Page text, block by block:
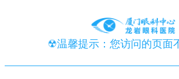
☢温馨提示：您访问的页面